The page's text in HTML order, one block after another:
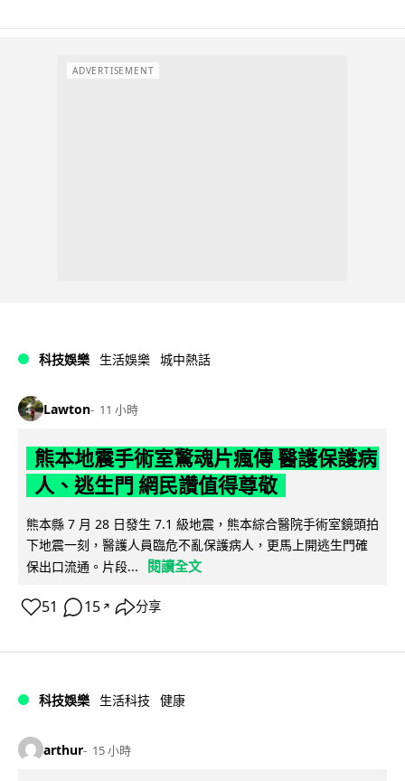
ADVERTISEMENT
科技娛樂 生活娛樂 城中熱話
Lawton 11 小時
熊本地震手術室驚魂片瘋傳 醫護保護病
人、逃生門 網民讚值得尊敬
熊本縣 7 月 28 日發生 7.1 級地震，熊本綜合醫院手術室鏡頭拍
下地震一刻，醫護人員臨危不亂保護病人，更馬上開逃生門確
保出口流通。片段...
閱讀全文
51 15 ↗ 分享
科技娛樂 生活科技 健康
arthur 15 小時